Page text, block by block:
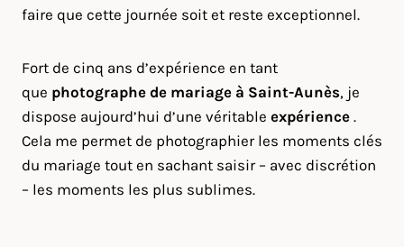
faire que cette journée soit et reste exceptionnel.
Fort de cinq ans d’expérience en tant
que photographe de mariage à Saint-Aunès, je
dispose aujourd’hui d’une véritable expérience .
Cela me permet de photographier les moments clés
du mariage tout en sachant saisir – avec discrétion
– les moments les plus sublimes.